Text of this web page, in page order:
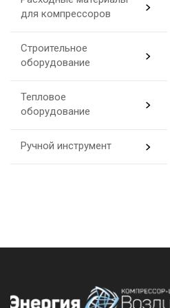
для компрессоров
Строительное
оборудование
Тепловое
оборудование
Ручной инструмент